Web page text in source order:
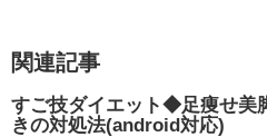
関連記事
すご技ダイエット◆足痩せ美
きの対処法(android対応)